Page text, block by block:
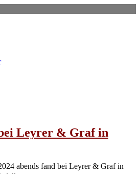
Leyrer & Graf in
abends fand bei Leyrer & Graf in